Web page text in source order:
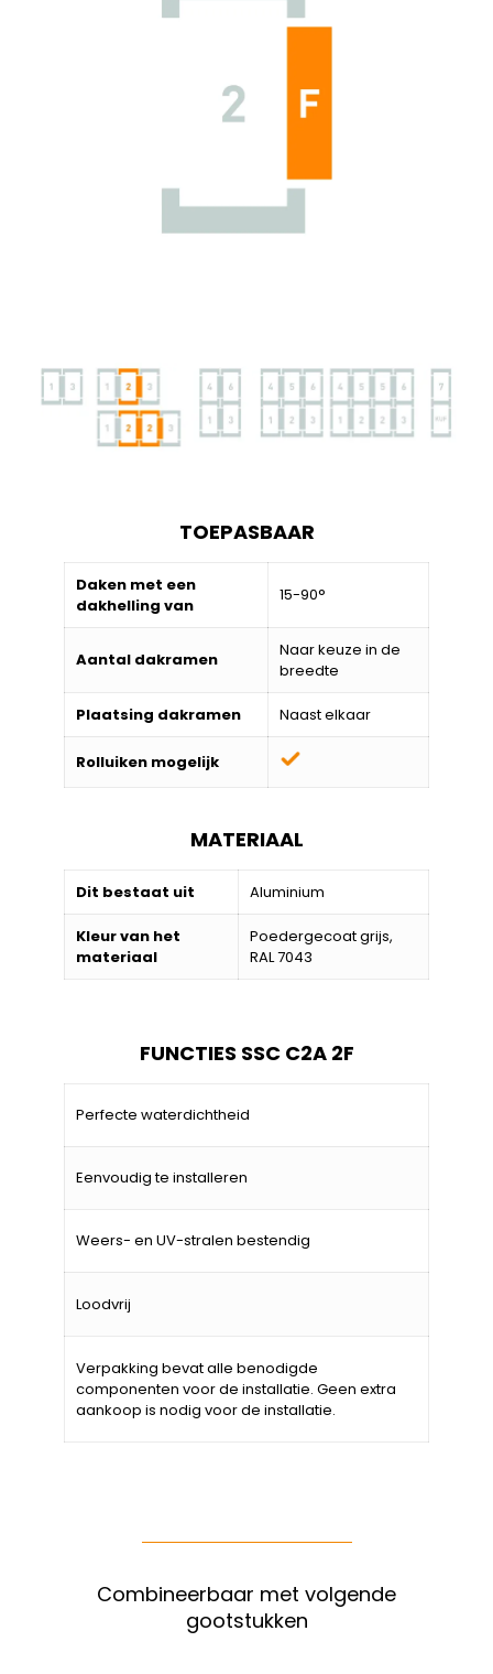
TOEPASBAAR
Daken met een
dakhelling van
15-90°
Aantal dakramen
Naar keuze in de
breedte
Plaatsing dakramen Naast elkaar
Rolluiken mogelijk
MATERIAAL
Dit bestaat uit Aluminium
Kleur van het
materiaal
Poedergecoat grijs,
RAL 7043
FUNCTIES SSC C2A 2F
Perfecte waterdichtheid
Eenvoudig te installeren
Weers- en UV-stralen bestendig
Loodvrij
Verpakking bevat alle benodigde
componenten voor de installatie. Geen extra
aankoop is nodig voor de installatie.
Combineerbaar met volgende
gootstukken